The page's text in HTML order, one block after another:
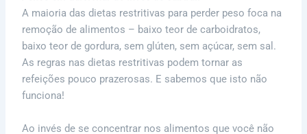
A maioria das dietas restritivas para perder peso foca na
remoção de alimentos – baixo teor de carboidratos,
baixo teor de gordura, sem glúten, sem açúcar, sem sal.
As regras nas dietas restritivas podem tornar as
refeições pouco prazerosas. E sabemos que isto não
funciona!
Ao invés de se concentrar nos alimentos que você não